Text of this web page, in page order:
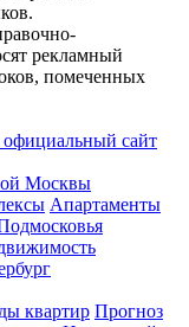
рекламный
помеченных
сайт
Москвы
Апартаменты
квартир Прогноз